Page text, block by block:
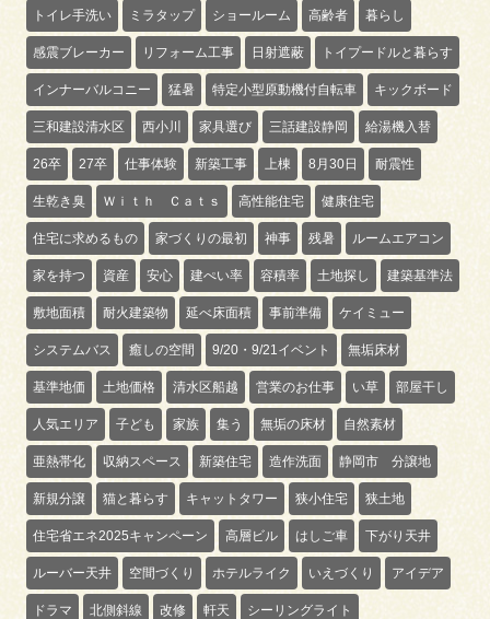
トイレ手洗い ミラタップ ショールーム 高齢者 暮らし
感震ブレーカー リフォーム工事 日射遮蔽 トイプードルと暮らす
インナーバルコニー 猛暑 特定小型原動機付自転車 キックボード
三和建設清水区 西小川 家具選び 三話建設静岡 給湯機入替
26卒 27卒 仕事体験 新築工事 上棟 8月30日 耐震性
生乾き臭 Ｗｉｔｈ Ｃａｔｓ 高性能住宅 健康住宅
住宅に求めるもの 家づくりの最初 神事 残暑 ルームエアコン
家を持つ 資産 安心 建ぺい率 容積率 土地探し 建築基準法
敷地面積 耐火建築物 延べ床面積 事前準備 ケイミュー
システムバス 癒しの空間 9/20・9/21イベント 無垢床材
基準地価 土地価格 清水区船越 営業のお仕事 い草 部屋干し
人気エリア 子ども 家族 集う 無垢の床材 自然素材
亜熱帯化 収納スペース 新築住宅 造作洗面 静岡市 分譲地
新規分譲 猫と暮らす キャットタワー 狭小住宅 狭土地
住宅省エネ2025キャンペーン 高層ビル はしご車 下がり天井
ルーバー天井 空間づくり ホテルライク いえづくり アイデア
ドラマ 北側斜線 改修 軒天 シーリングライト